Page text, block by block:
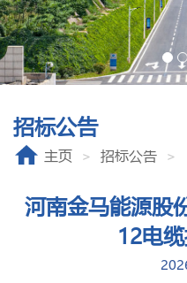
招标公告
主页 招标公告
河南金马能源股
12电